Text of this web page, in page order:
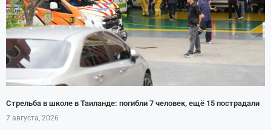
Стрельба в школе в Таиланде: погибли 7 человек, ещё 15 пострадали
7 августа, 2026